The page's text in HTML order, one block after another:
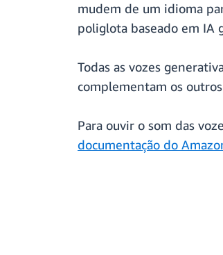
mudem de um idioma
poliglota baseado em IA
Todas as vozes
complementam os
Para ouvir o som das
documentação do